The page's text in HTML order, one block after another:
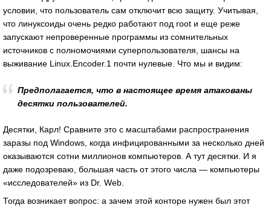
условии, что пользователь сам отключит всю защиту. Учитывая,
что линуксоиды очень редко работают под root и еще реже
запускают непроверенные программы из сомнительных
источников с полномочиями суперпользователя, шансы на
выживание Linux.Encoder.1 почти нулевые. Что мы и видим:
Предполагается, что в настоящее время атакованы
десятки пользователей.
Десятки, Карл! Сравните это с масштабами распространения
заразы под Windows, когда инфицированными за несколько дней
оказываются сотни миллионов компьютеров. А тут десятки. И я
даже подозреваю, большая часть от этого числа — компьютеры
«исследователей» из Dr. Web.
Тогда возникает вопрос: а зачем этой конторе нужен был этот